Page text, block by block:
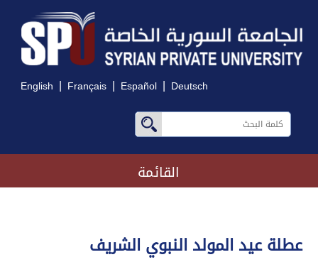
English | Français | Español | Deutsch
القائمة
عطلة عيد المولد النبوي الشريف